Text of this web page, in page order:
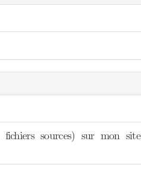
sources) sur mon site